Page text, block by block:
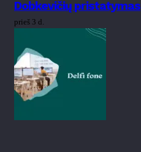
Dobkevičių pristatymas
prieš 3 d.